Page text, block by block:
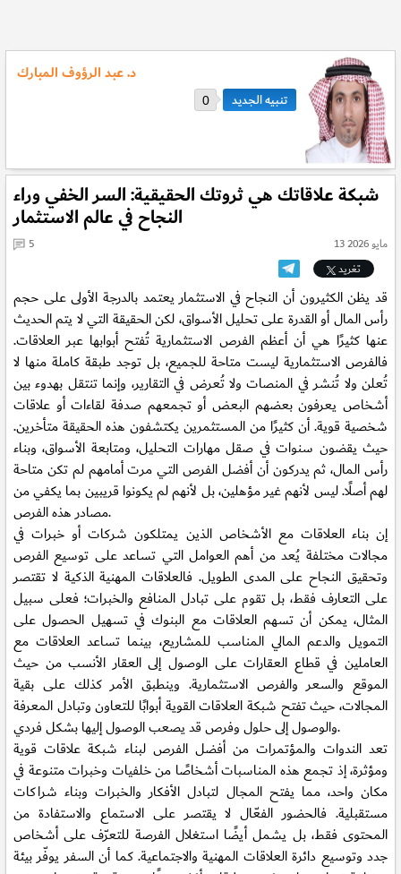
د. عبد الرؤوف المبارك
0
شبكة علاقاتك هي ثروتك الحقيقية: السر الخفي وراء
النجاح في عالم الاستثمار
13 مايو 2026
5
تغريد
قد يظن الكثيرون أن النجاح في الاستثمار يعتمد بالدرجة الأولى على حجم
رأس المال أو القدرة على تحليل الأسواق، لكن الحقيقة التي لا يتم الحديث
عنها كثيرًا هي أن أعظم الفرص الاستثمارية تُفتح أبوابها عبر العلاقات.
فالفرص الاستثمارية ليست متاحة للجميع، بل توجد طبقة كاملة منها لا
تُعلن ولا تُنشر في المنصات ولا تُعرض في التقارير، وإنما تنتقل بهدوء بين
أشخاص يعرفون بعضهم البعض أو تجمعهم صدفة لقاءات أو علاقات
شخصية قوية. أن كثيرًا من المستثمرين يكتشفون هذه الحقيقة متأخرين.
حيث يقضون سنوات في صقل مهارات التحليل، ومتابعة الأسواق، وبناء
رأس المال، ثم يدركون أن أفضل الفرص التي مرت أمامهم لم تكن متاحة
لهم أصلًا. ليس لأنهم غير مؤهلين، بل لأنهم لم يكونوا قريبين بما يكفي من
مصادر هذه الفرص.
إن بناء العلاقات مع الأشخاص الذين يمتلكون شركات أو خبرات في
مجالات مختلفة يُعد من أهم العوامل التي تساعد على توسيع الفرص
وتحقيق النجاح على المدى الطويل. فالعلاقات المهنية الذكية لا تقتصر
على التعارف فقط، بل تقوم على تبادل المنافع والخبرات؛ فعلى سبيل
المثال، يمكن أن تسهم العلاقات مع البنوك في تسهيل الحصول على
التمويل والدعم المالي المناسب للمشاريع، بينما تساعد العلاقات مع
العاملين في قطاع العقارات على الوصول إلى العقار الأنسب من حيث
الموقع والسعر والفرص الاستثمارية. وينطبق الأمر كذلك على بقية
المجالات، حيث تفتح شبكة العلاقات القوية أبوابًا للتعاون وتبادل المعرفة
والوصول إلى حلول وفرص قد يصعب الوصول إليها بشكل فردي.
تعد الندوات والمؤتمرات من أفضل الفرص لبناء شبكة علاقات قوية
ومؤثرة، إذ تجمع هذه المناسبات أشخاصًا من خلفيات وخبرات متنوعة في
مكان واحد، مما يفتح المجال لتبادل الأفكار والخبرات وبناء شراكات
مستقبلية. فالحضور الفعّال لا يقتصر على الاستماع والاستفادة من
المحتوى فقط، بل يشمل أيضًا استغلال الفرصة للتعرّف على أشخاص
جدد وتوسيع دائرة العلاقات المهنية والاجتماعية. كما أن السفر يوفّر بيئة